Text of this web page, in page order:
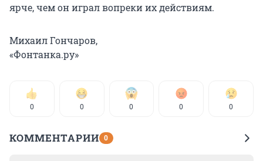
ярче, чем он играл вопреки их действиям.
Михаил Гончаров,
«Фонтанка.ру»
0 0 0 0 0
КОММЕНТАРИИ 0